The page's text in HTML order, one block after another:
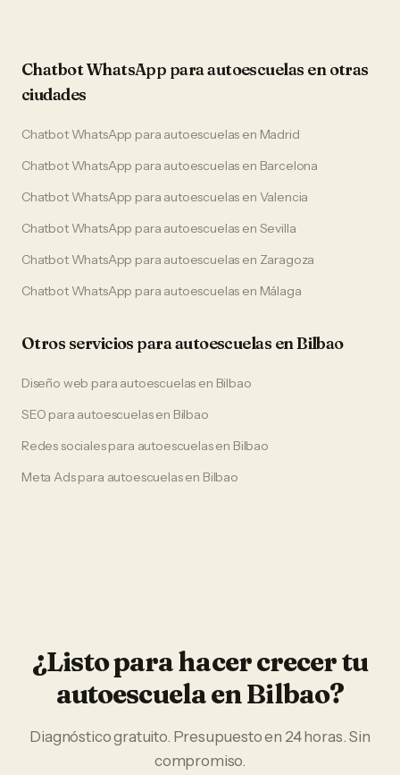
Chatbot WhatsApp paraautoescuelas en otras
ciudades
Chatbot WhatsApp para autoescuelas en Madrid
Chatbot WhatsApp para autoescuelas en Barcelona
Chatbot WhatsApp para autoescuelas en Valencia
Chatbot WhatsApp para autoescuelas en Sevilla
Chatbot WhatsApp para autoescuelas en Zaragoza
Chatbot WhatsApp para autoescuelas en Málaga
Otros servicios paraautoescuelas enBilbao
Diseño web para autoescuelas en Bilbao
SEO para autoescuelasen Bilbao
Redes socialespara autoescuelasen Bilbao
Meta Adspara autoescuelasen Bilbao
¿Listo para hacer crecer tu
autoescuelaenBilbao?
Diagnóstico gratuito. Presupuesto en 24 horas. Sin
compromiso.